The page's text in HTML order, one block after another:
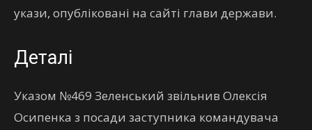
укази, опубліковані на сайті глави держави.
Деталі
Указом №469 Зеленський звільнив Олексія
Осипенка з посади заступника командувача